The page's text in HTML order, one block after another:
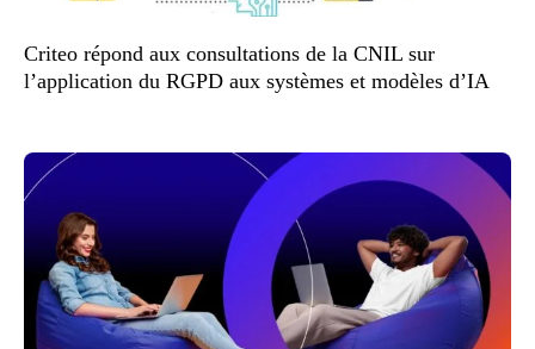
Criteo répond aux consultations de la CNIL sur
l’application du RGPD aux systèmes et modèles d’IA